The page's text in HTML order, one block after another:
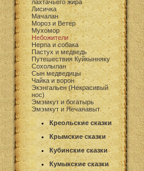
лахтачьего жира
Лисичка
Мачалан
Мороз и Ветер
Мухомор
Небожители
Нерпа и собака
Пастух и медведь
Путешествия Куйкынняку
Сохолылан
Сын медведицы
Чайка и ворон
Экэнгальен (Некрасивый
нос)
Эмэмкут и богатырь
Эмэмкут и Яечанавыт
Креольские сказки
Крымские сказки
Кубинские сказки
Кумыкские сказки